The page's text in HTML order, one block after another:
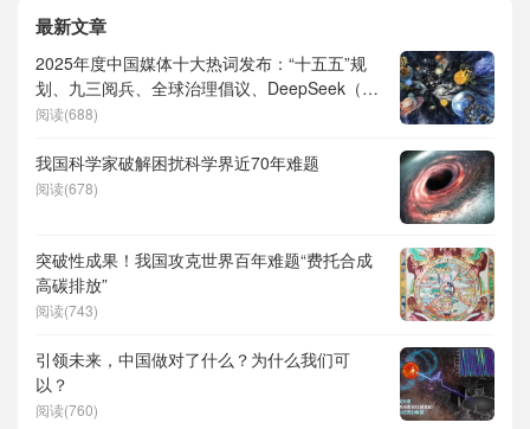
最新文章
2025年度中国媒体十大热词发布：“十五五”规
划、九三阅兵、全球治理倡议、DeepSeek（深
度求索）、人形机器人、苏超、票根经济、育
阅读(688)
我国科学家破解困扰科学界近70年难题
阅读(678)
突破性成果！我国攻克世界百年难题“费托合成
高碳排放”
阅读(743)
引领未来，中国做对了什么？为什么我们可
以？
阅读(760)